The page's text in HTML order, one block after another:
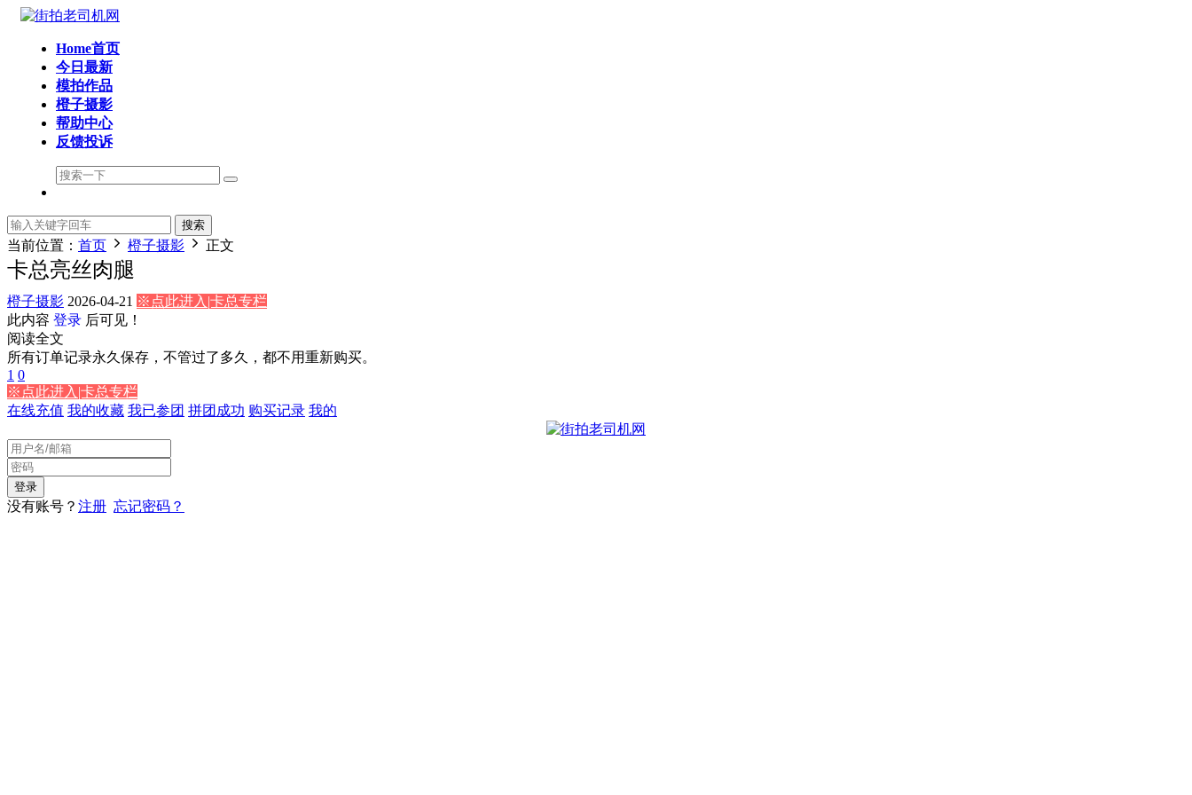
Home首页
今日最新
模拍作品
橙子摄影
帮助中心
反馈投诉
搜索
当前位置： 首页 橙子摄影 正文
卡总亮丝肉腿
橙子摄影 2026-04-21 ※点此进入|卡总专栏
此内容 登录 后可见！
阅读全文
所有订单记录永久保存，不管过了多久，都不用重新购买。
1 0
※点此进入|卡总专栏
在线充值 我的收藏 我已参团 拼团成功 购买记录 我的
没有账号？ 注册 忘记密码？